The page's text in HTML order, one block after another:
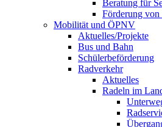
Beratung für
Förderung
Mobilität und ÖPNV
Aktuelles/Projekte
Bus und Bahn
Schülerbeförderung
Radverkehr
Aktuelles
Radeln im